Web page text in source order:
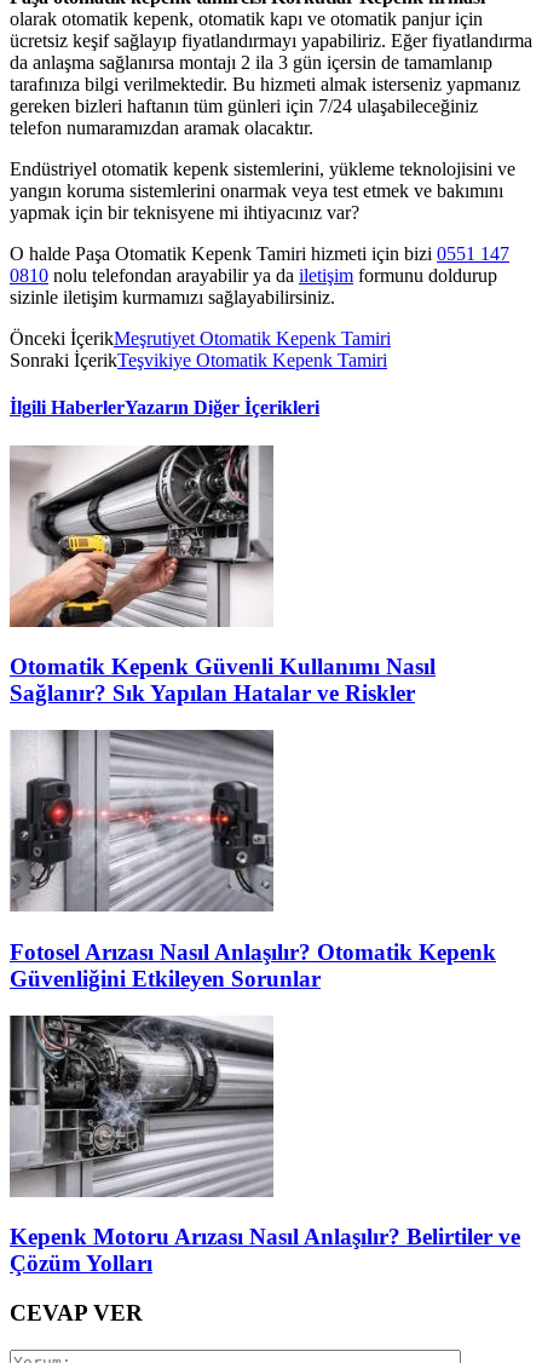
olarak otomatik kepenk, otomatik kapı ve otomatik panjur için
ücretsiz keşif sağlayıp fiyatlandırmayı yapabiliriz. Eğer fiyatlandırma
da anlaşma sağlanırsa montajı 2 ila 3 gün içersin de tamamlanıp
tarafınıza bilgi verilmektedir. Bu hizmeti almak isterseniz yapmanız
gereken bizleri haftanın tüm günleri için 7/24 ulaşabileceğiniz
telefon numaramızdan aramak olacaktır.
Endüstriyel otomatik kepenk sistemlerini, yükleme teknolojisini ve
yangın koruma sistemlerini onarmak veya test etmek ve bakımını
yapmak için bir teknisyene mi ihtiyacınız var?
O halde Paşa Otomatik Kepenk Tamiri hizmeti için bizi 0551 147
0810 nolu telefondan arayabilir ya da iletişim formunu doldurup
sizinle iletişim kurmamızı sağlayabilirsiniz.
Önceki İçerikMeşrutiyet Otomatik Kepenk Tamiri
Sonraki İçerikTeşvikiye Otomatik Kepenk Tamiri
İlgili HaberlerYazarın Diğer İçerikleri
Otomatik Kepenk Güvenli Kullanımı Nasıl
Sağlanır? Sık Yapılan Hatalar ve Riskler
Fotosel Arızası Nasıl Anlaşılır? Otomatik Kepenk
Güvenliğini Etkileyen Sorunlar
Kepenk Motoru Arızası Nasıl Anlaşılır? Belirtiler ve
Çözüm Yolları
CEVAP VER